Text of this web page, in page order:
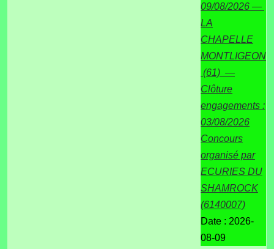
09/08/2026 —
LA
CHAPELLE
MONTLIGEON
(61) —
Clôture
engagements :
03/08/2026
Concours
organisé par
ECURIES DU
SHAMROCK
(6140007)
Date : 2026-
08-09